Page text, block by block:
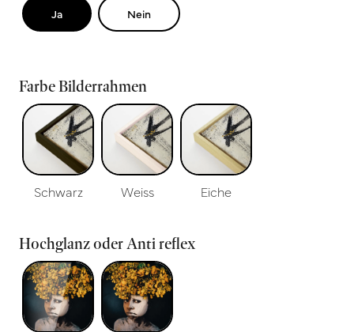
Ja Nein
Farbe Bilderrahmen
Schwarz Weiss Eiche
Hochglanz oder Anti reflex